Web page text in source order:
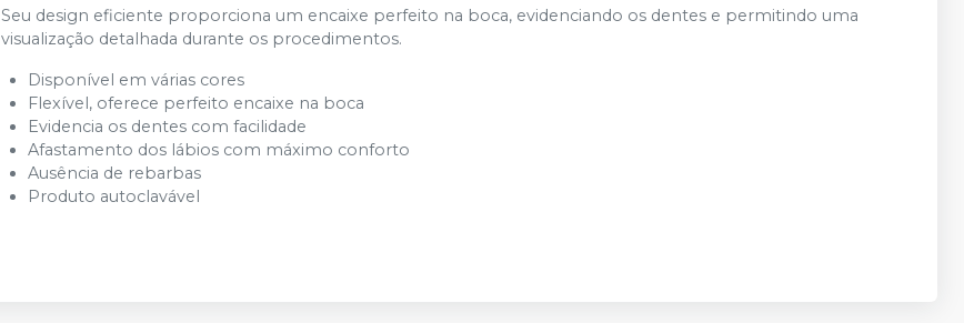
Seu design eficiente proporciona um encaixe perfeito na boca, evidenciando os dentes e permitindo uma
visualização detalhada durante os procedimentos.
Disponível em várias cores
Flexível, oferece perfeito encaixe na boca
Evidencia os dentes com facilidade
Afastamento dos lábios com máximo conforto
Ausência de rebarbas
Produto autoclavável